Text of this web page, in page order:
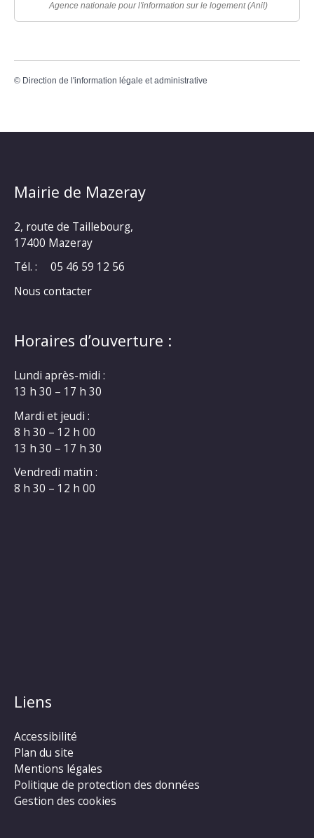
Agence nationale pour l'information sur le logement (Anil)
© Direction de l'information légale et administrative
Mairie de Mazeray
2, route de Taillebourg,
17400 Mazeray
Tél. :
05 46 59 12 56
Nous contacter
Horaires d’ouverture :
Lundi après-midi :
13 h 30 – 17 h 30
Mardi et jeudi :
8 h 30 – 12 h 00
13 h 30 – 17 h 30
Vendredi matin :
8 h 30 – 12 h 00
Liens
Accessibilité
Plan du site
Mentions légales
Politique de protection des données
Gestion des cookies